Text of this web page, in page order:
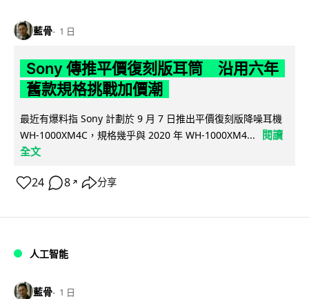
藍骨 1 日
Sony 傳推平價復刻版耳筒 沿用六年
舊款規格挑戰加價潮
最近有爆料指 Sony 計劃於 9 月 7 日推出平價復刻版降噪耳機
WH-1000XM4C，規格幾乎與 2020 年 WH-1000XM4...
閱讀
全文
24 8 ↗ 分享
人工智能
藍骨 1 日